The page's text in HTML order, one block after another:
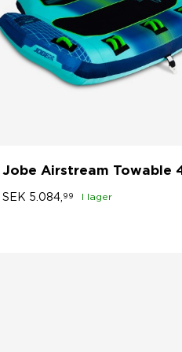
Jobe Airstream Towable
SEK 5.084, 99 I lager